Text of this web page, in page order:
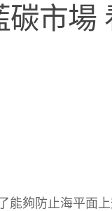
碳市場
能夠防止海平面